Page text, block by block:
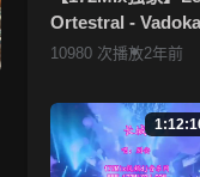
Ortestral - Vadoka
Bayan(Dj小锦
10980 次播放2年前